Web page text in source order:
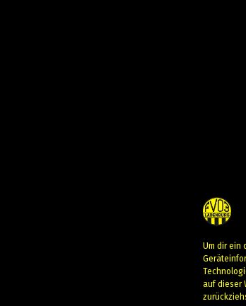
Um dir ein
auf dieser